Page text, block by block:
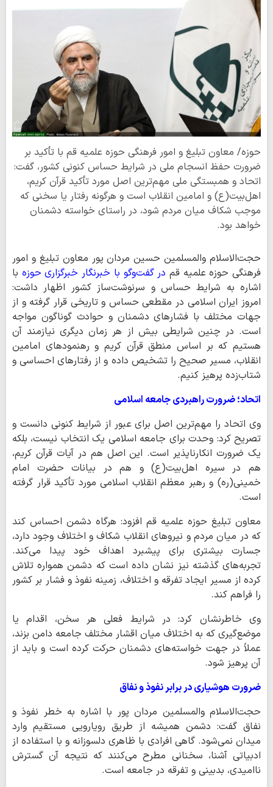
حوزه/ معاون تبلیغ و امور فرهنگی حوزه علمیه قم با تأکید بر
ضرورت حفظ انسجام ملی در شرایط حساس کنونی کشور، گفت:
اتحاد و همبستگی ملی مهم‌ترین اصل مورد تأکید قرآن کریم،
اهل‌بیت(ع) و امامین انقلاب است و هرگونه رفتار یا سخنی که
موجب شکاف میان مردم شود، در راستای خواسته دشمنان
خواهد بود.
حجت‌الاسلام والمسلمین حسین مردان پور معاون تبلیغ و امور
فرهنگی حوزه علمیه قم در گفت‌وگو با خبرنگار خبرگزاری حوزه با
اشاره به شرایط حساس و سرنوشت‌ساز کشور اظهار داشت:
امروز ایران اسلامی در مقطعی حساس و تاریخی قرار گرفته و از
جهات مختلف با فشارهای دشمنان و حوادث گوناگون مواجه
است. در چنین شرایطی بیش از هر زمان دیگری نیازمند آن
هستیم که بر اساس منطق قرآن کریم و رهنمودهای امامین
انقلاب، مسیر صحیح را تشخیص داده و از رفتارهای احساسی و
شتاب‌زده پرهیز کنیم.
اتحاد؛ ضرورت راهبردی جامعه اسلامی
وی اتحاد را مهم‌ترین اصل برای عبور از شرایط کنونی دانست و
تصریح کرد: وحدت برای جامعه اسلامی یک انتخاب نیست، بلکه
یک ضرورت انکارناپذیر است. این اصل هم در آیات قرآن کریم،
هم در سیره اهل‌بیت(ع) و هم در بیانات حضرت امام
خمینی(ره) و رهبر معظم انقلاب اسلامی مورد تأکید قرار گرفته
است.
معاون تبلیغ حوزه علمیه قم افزود: هرگاه دشمن احساس کند
که در میان مردم و نیروهای انقلاب شکاف و اختلاف وجود دارد،
جسارت بیشتری برای پیشبرد اهداف خود پیدا می‌کند.
تجربه‌های گذشته نیز نشان داده است که دشمن همواره تلاش
کرده از مسیر ایجاد تفرقه و اختلاف، زمینه نفوذ و فشار بر کشور
را فراهم کند.
وی خاطرنشان کرد: در شرایط فعلی هر سخن، اقدام یا
موضع‌گیری که به اختلاف میان اقشار مختلف جامعه دامن بزند،
عملاً در جهت خواسته‌های دشمنان حرکت کرده است و باید از
آن پرهیز شود.
ضرورت هوشیاری در برابر نفوذ و نفاق
حجت‌الاسلام والمسلمین مردان پور با اشاره به خطر نفوذ و
نفاق گفت: دشمن همیشه از طریق رویارویی مستقیم وارد
میدان نمی‌شود. گاهی افرادی با ظاهری دلسوزانه و با استفاده از
ادبیاتی آشنا، سخنانی مطرح می‌کنند که نتیجه آن گسترش
ناامیدی، بدبینی و تفرقه در جامعه است.